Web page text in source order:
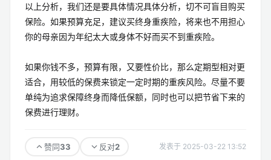
以上分析，我们还是要具体情况具体分析，切不可盲目购买
保险。如果预算充足，建议买终身重疾险，将来也不用担心
你的母亲因为年纪太大或身体不好而买不到重疾险。
如果你钱不多，预算有限，又要性价比，那么定期型相对更
适合，用较低的保费来锁定一定时期的重疾风险。尽量不要
单纯为追求保障终身而降低保额，同时也可以把节省下来的
保费进行理财。
赞同33 反对2 发表于 2025-03-22 13:52